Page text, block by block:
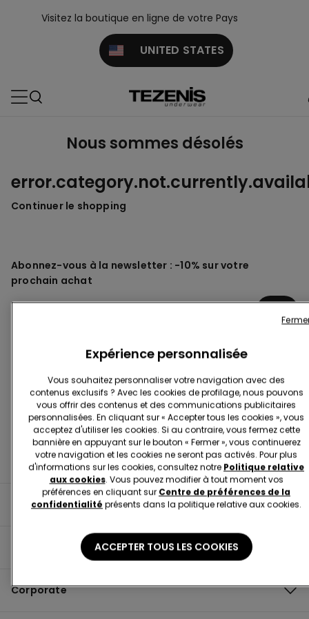
Visitez la boutique en ligne de votre Pays
UNITED STATES
Nous sommes désolés
Continuer le shopping
Abonnez-vous à la newsletter : -10% sur votre
prochain achat
Trouver Une Boutique
Informations utiles
Guide du produit
Corporate
Expérience personnalisée
Vous souhaitez personnaliser votre navigation avec des
contenus exclusifs ? Avec les cookies de profilage, nous pouvons
vous offrir des contenus et des communications publicitaires
personnalisées. En cliquant sur « Accepter tous les cookies », vous
acceptez d'utiliser les cookies. Si au contraire, vous fermez cette
bannière en appuyant sur le bouton « Fermer », vous continuerez
votre navigation et les cookies ne seront pas activés. Pour plus
d'informations sur les cookies, consultez notre Politique relative
aux cookies. Vous pouvez modifier à tout moment vos
préférences en cliquant sur Centre de préférences de la
confidentialité présents dans la politique relative aux cookies.
ACCEPTER TOUS LES COOKIES